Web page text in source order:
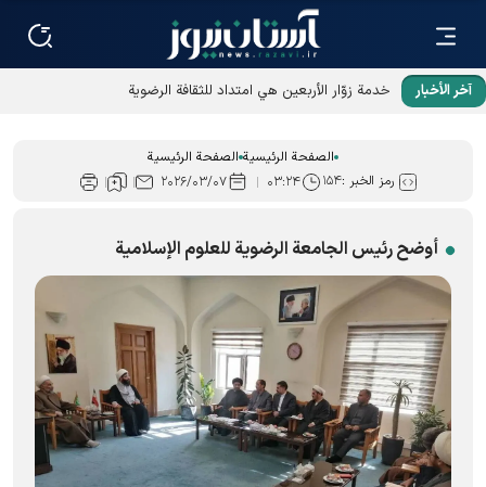
آخر الأخبار خدمة زوّار الأربعين هي امتداد للثقافة الرضوية
الصفحة الرئيسية الصفحة الرئيسية
رمز الخبر :۱۵۴ ۰۳:۲۴ ۲۰۲۶/۰۳/۰۷
أوضح رئيس الجامعة الرضویة للعلوم الإسلامية